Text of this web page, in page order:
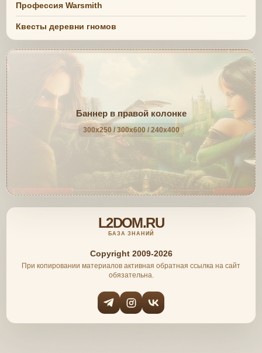
Профессия Warsmith
Квесты деревни гномов
Баннер в правой колонке
300x250 / 300x600 / 240x400
L2DOM.RU
БАЗА ЗНАНИЙ
Copyright 2009-2026
При копировании материалов активная обратная ссылка на сайт
обязательна.